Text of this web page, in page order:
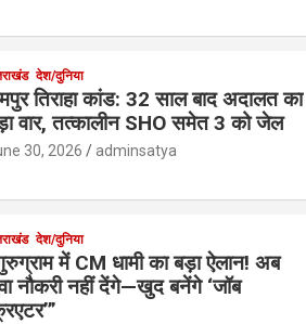
देश/दुनिया
तिराहा कांड: 32 साल बाद अदालत का
वार, तत्कालीन SHO समेत 3 को जेल
30, 2026 adminsatya
देश/दुनिया
में CM धामी का बड़ा ऐलान! अब
नौकरी नहीं देंगे—खुद बनेंगे ‘जॉब